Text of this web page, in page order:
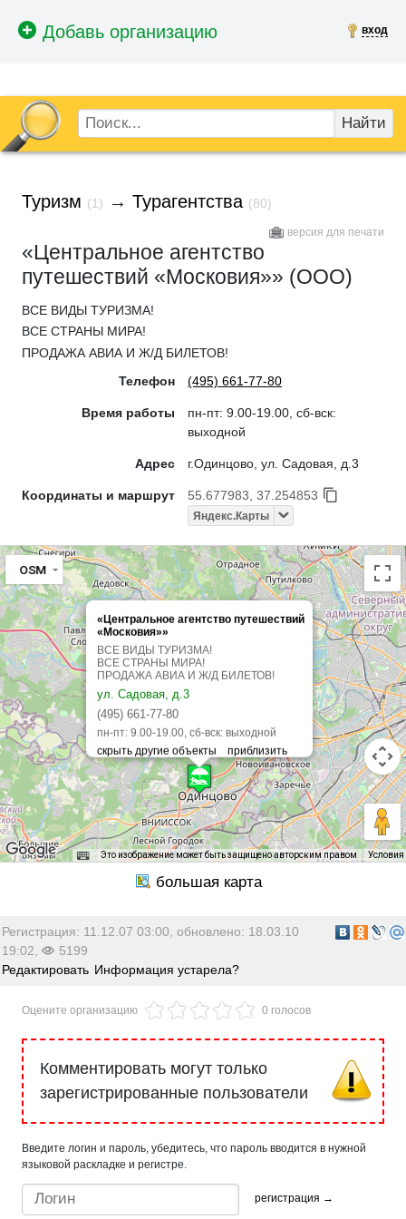
вход
Найти
Туризм (1) → Турагентства (80)
версия для печати
«Центральное агентство
путешествий «Московия»» (ООО)
ВСЕ ВИДЫ ТУРИЗМА!
ВСЕ СТРАНЫ МИРА!
ПРОДАЖА АВИА И Ж/Д БИЛЕТОВ!
Телефон
(495) 661-77-80
Время работы
пн-пт: 9.00-19.00, сб-вск:
выходной
Адрес г.Одинцово, ул. Садовая, д.3
Координаты и маршрут 55.677983, 37.254853
Яндекс.Карты
«Центральное агентство путешествий
«Московия»»
ВСЕ ВИДЫ ТУРИЗМА!
ВСЕ СТРАНЫ МИРА!
ПРОДАЖА АВИА И Ж/Д БИЛЕТОВ!
ул. Садовая, д.3
(495) 661-77-80
пн-пт: 9.00-19.00, сб-вск: выходной
OSM
Это изображение может быть защищено авторским правом Условия
Регистрация: 11.12.07 03:00, обновлено: 18.03.10
19:02,
5199
Редактировать Информация устарела?
Оцените организацию 0 голосов
Комментировать могут только
зарегистрированные пользователи
Введите логин и пароль, убедитесь, что пароль вводится в нужной
языковой раскладке и регистре.
регистрация →